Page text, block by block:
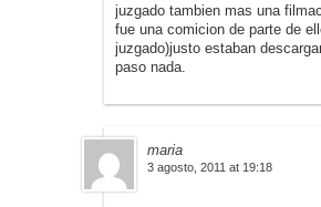
juzgado tambien mas una
fue una comicion de parte de
juzgado)justo estaban
paso nada.
maria
3 agosto, 2011 at 19:18